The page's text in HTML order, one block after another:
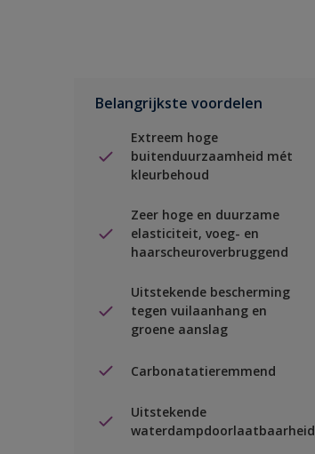
Belangrijkste voordelen
Extreem hoge
buitenduurzaamheid mét
kleurbehoud
Zeer hoge en duurzame
elasticiteit, voeg- en
haarscheuroverbruggend
Uitstekende bescherming
tegen vuilaanhang en
groene aanslag
Carbonatatieremmend
Uitstekende
waterdampdoorlaatbaarheid